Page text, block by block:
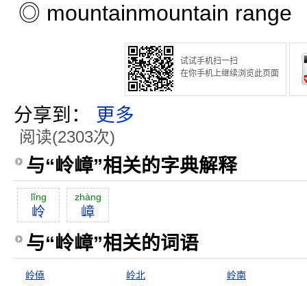
◎ mountainmountain range
试试手机扫一扫
在你手机上继续浏览此页面
分享到： 更多
阅读(2303次)
与“岭嶂”相关的字典解释
lĭng
岭
zhàng
嶂
与“岭嶂”相关的词语
岭僥 岭北
岭南